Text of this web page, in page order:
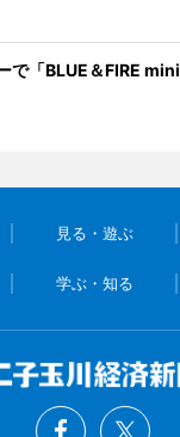
で「BLUE＆FIRE
見る・遊ぶ
学ぶ・知る